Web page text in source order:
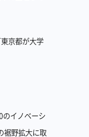
京都が大学
のイノベーシ
裾野拡大に取